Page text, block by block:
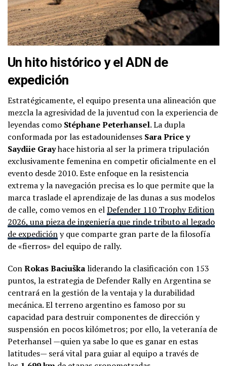
Un hito histórico y el ADN de
expedición
Estratégicamente, el equipo presenta una alineación que
mezcla la agresividad de la juventud con la experiencia de
leyendas como Stéphane Peterhansel. La dupla
conformada por las estadounidenses Sara Price y
Saydiie Grayhace historia al ser la primera tripulación
exclusivamente femenina en competir oficialmente en el
evento desde 2010. Este enfoque en la resistencia
extrema y la navegación precisa es lo que permite que la
marca traslade el aprendizaje de las dunas a sus modelos
de calle, como vemos en elDefender 110 Trophy Edition
2026, una pieza de ingeniería que rinde tributo al legado
de expedicióny que comparte gran parte de la filosofía
de «fierros» del equipo de rally.
ConRokas Baciuškaliderando la clasificación con 153
puntos, la estrategia de Defender Rally en Argentina se
centrará en la gestión de la ventaja y la durabilidad
mecánica. El terreno argentino es famoso por su
capacidad para destruir componentes de dirección y
suspensión en pocos kilómetros; por ello, la veteranía de
Peterhansel —quien ya sabe lo que es ganar en estas
latitudes— será vital para guiar al equipo a través de